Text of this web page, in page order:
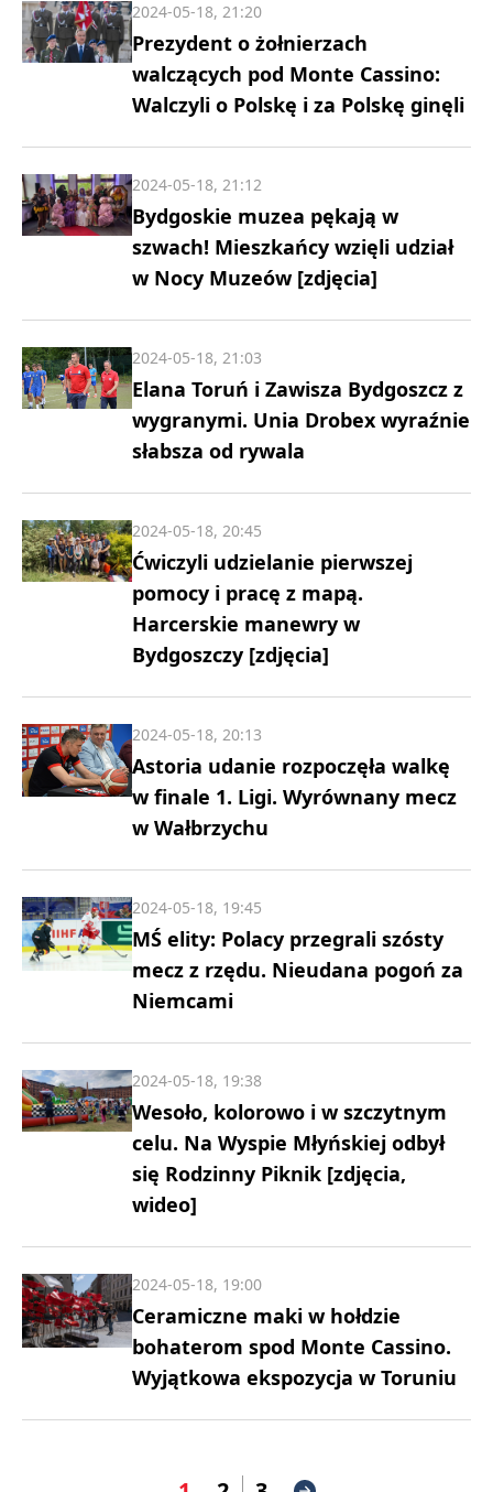
Prezydent o żołnierzach
walczących pod Monte Cassino:
Walczyli o Polskę i za Polskę ginęli
2024-05-18, 21:20
Bydgoskie muzea pękają w
szwach! Mieszkańcy wzięli udział
w Nocy Muzeów [zdjęcia]
2024-05-18, 21:12
Elana Toruń i Zawisza Bydgoszcz z
wygranymi. Unia Drobex wyraźnie
słabsza od rywala
2024-05-18, 21:03
Ćwiczyli udzielanie pierwszej
pomocy i pracę z mapą.
Harcerskie manewry w
Bydgoszczy [zdjęcia]
2024-05-18, 20:45
Astoria udanie rozpoczęła walkę
w finale 1. Ligi. Wyrównany mecz
w Wałbrzychu
2024-05-18, 20:13
MŚ elity: Polacy przegrali szósty
mecz z rzędu. Nieudana pogoń za
Niemcami
2024-05-18, 19:45
Wesoło, kolorowo i w szczytnym
celu. Na Wyspie Młyńskiej odbył
się Rodzinny Piknik [zdjęcia,
wideo]
2024-05-18, 19:38
Ceramiczne maki w hołdzie
bohaterom spod Monte Cassino.
Wyjątkowa ekspozycja w Toruniu
2024-05-18, 19:00